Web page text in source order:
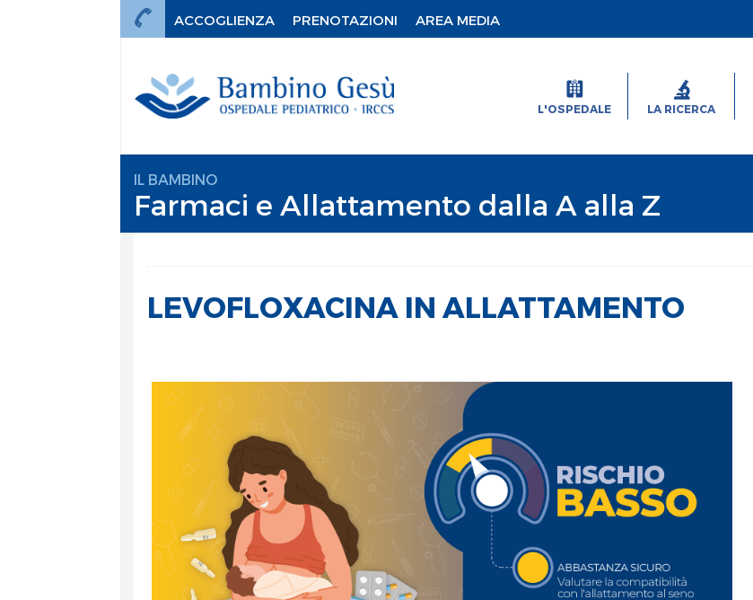
ACCOGLIENZA PRENOTAZIONI AREA MEDIA
L'OSPEDALE LA RICERCA
IL BAMBINO
Farmaci e Allattamento dalla A alla Z
LEVOFLOXACINA IN ALLATTAMENTO